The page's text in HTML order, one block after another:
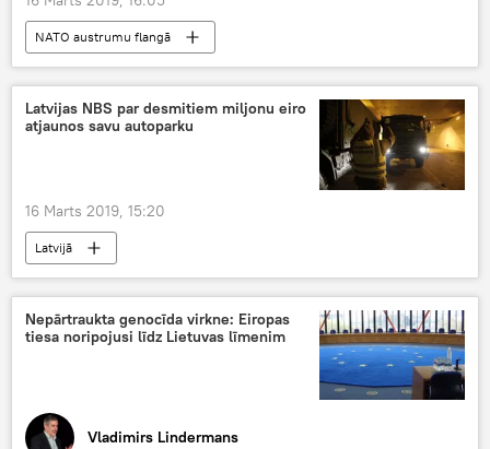
NATO austrumu flangā
Latvijas NBS par desmitiem miljonu eiro
atjaunos savu autoparku
16 Marts 2019, 15:20
Latvijā
Nepārtraukta genocīda virkne: Eiropas
tiesa noripojusi līdz Lietuvas līmenim
Vladimirs Lindermans